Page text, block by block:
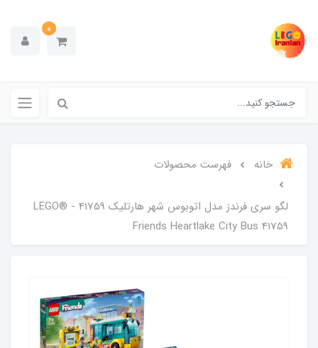
0
خانه فهرست محصولات
لگو سری فرندز مدل اتوبوس شهر هارتلیک 41759 - LEGO®
Friends Heartlake City Bus 41759